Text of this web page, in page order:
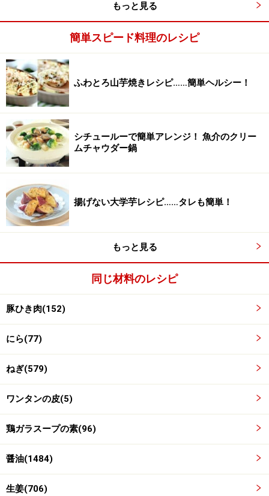
ねぎ、ショウガを加え、さらに炒めます。
ここでひき肉から出た余分な脂をキッチンペーパーでお
さえましょう。
水、鶏がらスープの素、醤油を加え、ひと煮立ちさせま
す。
もっと見る
簡単スピード料理のレシピ
ふわとろ山芋焼きレシピ……簡単ヘルシー！
シチュールーで簡単アレンジ！ 魚介のクリー
ムチャウダー鍋
揚げない大学芋レシピ……タレも簡単！
もっと見る
同じ材料のレシピ
豚ひき肉(152)
にら(77)
ねぎ(579)
ワンタンの皮(5)
鶏ガラスープの素(96)
醤油(1484)
生姜(706)